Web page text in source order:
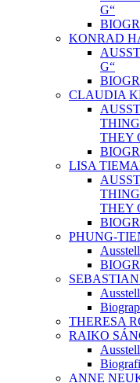
G“
KONRAD
G“
CLAUDIA
THEY
LISA
THEY
PHUNG-
THERESA
RAIKO
ANNE